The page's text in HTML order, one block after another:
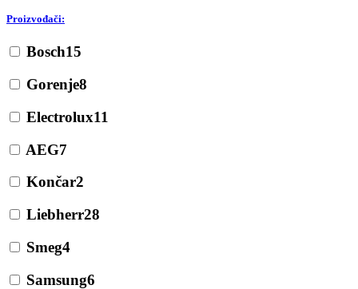
Proizvođači:
Bosch15
Gorenje8
Electrolux11
AEG7
Končar2
Liebherr28
Smeg4
Samsung6